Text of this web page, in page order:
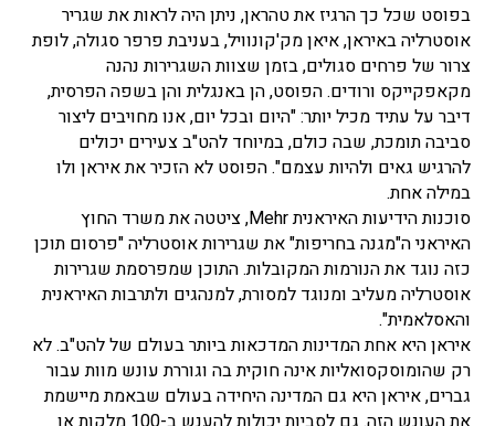
בפוסט שכל כך הרגיז את טהראן, ניתן היה לראות את שגריר
אוסטרליה באיראן, איאן מק'קונוויל, בעניבת פרפר סגולה, לופת
צרור של פרחים סגולים, בזמן שצוות השגרירות נהנה
מקאפקייקס ורודים. הפוסט, הן באנגלית והן בשפה הפרסית,
דיבר על עתיד מכיל יותר: "היום ובכל יום, אנו מחויבים ליצור
סביבה תומכת, שבה כולם, במיוחד להט"ב צעירים יכולים
להרגיש גאים ולהיות עצמם". הפוסט לא הזכיר את איראן ולו
במילה אחת.
סוכנות הידיעות האיראנית Mehr, ציטטה את משרד החוץ
האיראני ה"מגנה בחריפות" את שגרירות אוסטרליה "פרסום תוכן
כזה נוגד את הנורמות המקובלות. התוכן שמפרסמת שגרירות
אוסטרליה מעליב ומנוגד למסורת, למנהגים ולתרבות האיראנית
והאסלאמית".
איראן היא אחת המדינות המדכאות ביותר בעולם של להט"ב. לא
רק שהומוסקסואליות אינה חוקית בה וגוררת עונש מוות עבור
גברים, איראן היא גם המדינה היחידה בעולם שבאמת מיישמת